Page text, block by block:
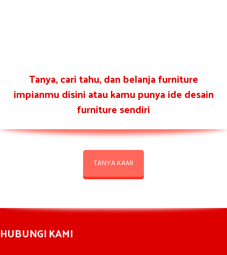
Tanya, cari tahu, dan belanja furniture
impianmu disini atau kamu punya ide desain
furniture sendiri
TANYA KAMI
HUBUNGI KAMI